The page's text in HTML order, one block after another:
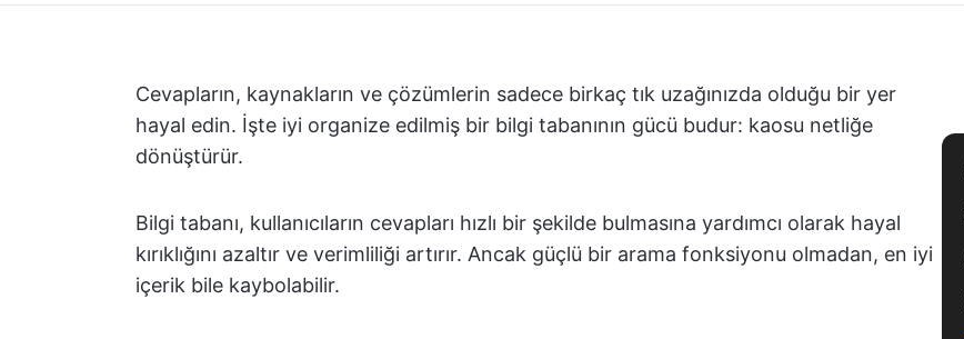
Cevapların, kaynakların ve çözümlerin sadece birkaç tık uzağınızda olduğu bir yer
hayal edin. İşte iyi organize edilmiş bir bilgi tabanının gücü budur: kaosu netliğe
dönüştürür.
Bilgi tabanı, kullanıcıların cevapları hızlı bir şekilde bulmasına yardımcı olarak hayal
kırıklığını azaltır ve verimliliği artırır. Ancak güçlü bir arama fonksiyonu olmadan, en iyi
içerik bile kaybolabilir.